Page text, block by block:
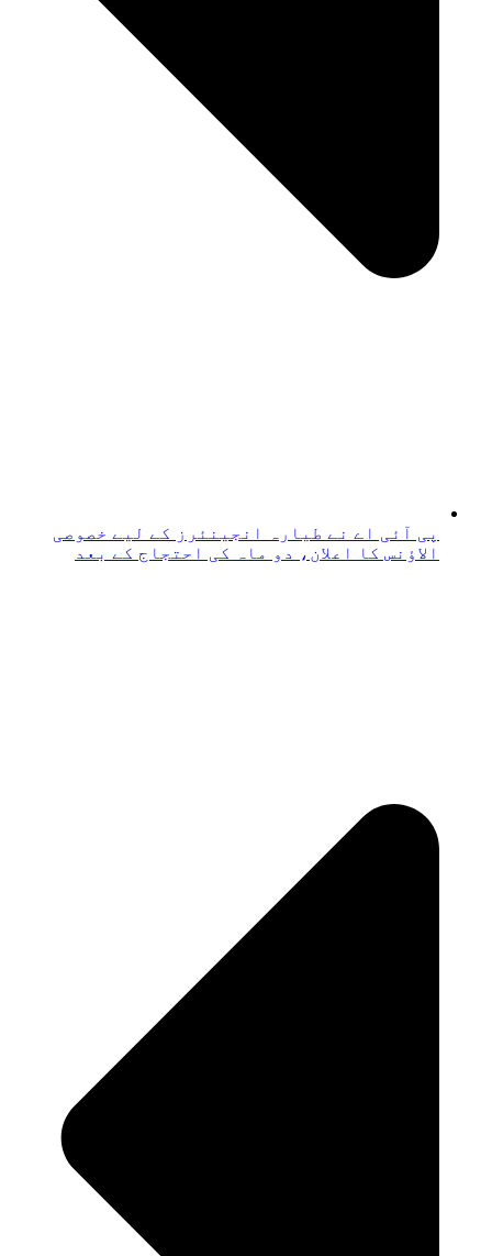
پی آئی اے نے طیارہ انجینئرز کے لیے خصوصی
الاؤنس کا اعلان، دو ماہ کی احتجاج کے بعد